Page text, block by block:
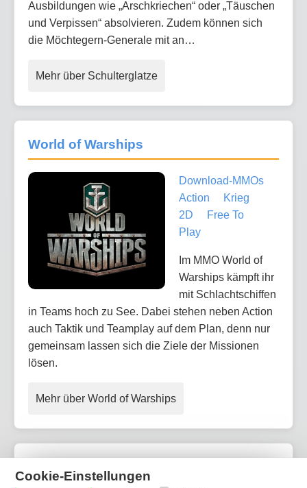
Ausbildungen wie „Arschkriechen“ oder „Täuschen
und Verpissen“ absolvieren. Zudem können sich
die Möchtegern-Generale mit an…
Mehr über Schulterglatze
World of Warships
Download-MMOs
Action
Krieg
2D
Free To
Play
Im MMO World of
Warships kämpft ihr
mit Schlachtschiffen
in Teams hoch zu See. Dabei stehen neben Action
auch Taktik und Teamplay auf dem Plan, denn nur
gemeinsam lassen sich die Ziele der Missionen
lösen.
Mehr über World of Warships
World of Warplanes
Cookie-Einstellungen